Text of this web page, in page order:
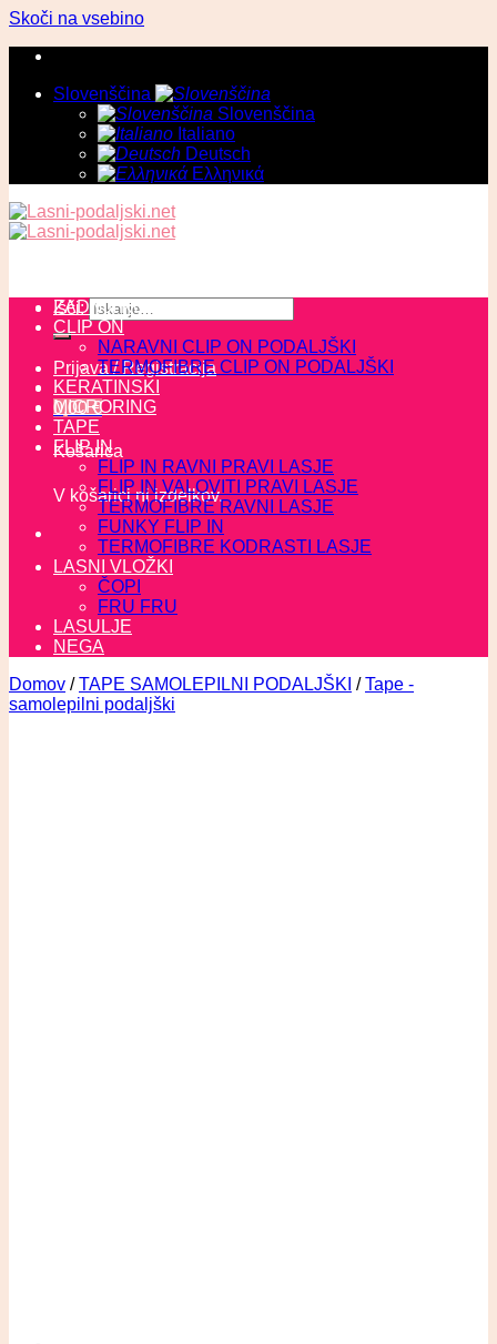
Skoči na vsebino
Slovenščina
Slovenščina
Italiano
Deutsch
Ελληνικά
Išči:
Prijava / Registracija
0,00€
Košarica
V košarici ni izdelkov.
ZADNJI KOSI
CLIP ON
NARAVNI CLIP ON PODALJŠKI
TERMOFIBRE CLIP ON PODALJŠKI
KERATINSKI
MICRORING
TAPE
FLIP IN
FLIP IN RAVNI PRAVI LASJE
FLIP IN VALOVITI PRAVI LASJE
TERMOFIBRE RAVNI LASJE
FUNKY FLIP IN
TERMOFIBRE KODRASTI LASJE
LASNI VLOŽKI
ČOPI
FRU FRU
LASULJE
NEGA
Domov / TAPE SAMOLEPILNI PODALJŠKI / Tape -
samolepilni podaljški